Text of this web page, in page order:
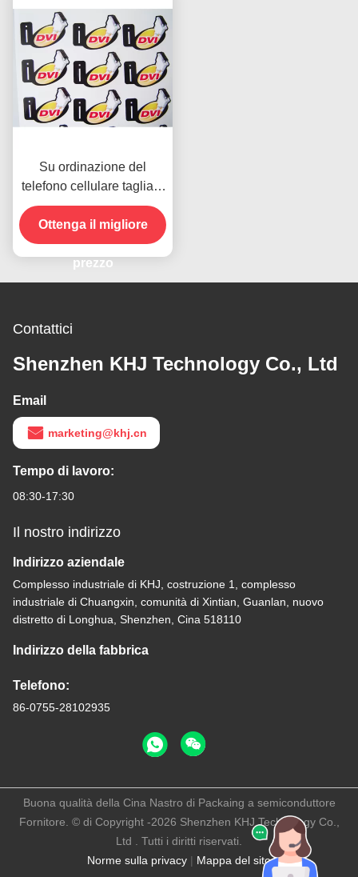
Su ordinazione del
telefono cellulare tagliato
identifica la garanzia ultra
distruttibile RoHS
Ottenga il migliore
prezzo
Contattici
Shenzhen KHJ Technology Co., Ltd
Email
marketing@khj.cn
Tempo di lavoro:
08:30-17:30
Il nostro indirizzo
Indirizzo aziendale
Complesso industriale di KHJ, costruzione 1, complesso
industriale di Chuangxin, comunità di Xintian, Guanlan, nuovo
distretto di Longhua, Shenzhen, Cina 518110
Indirizzo della fabbrica
Telefono:
86-0755-28102935
Norme sulla privacy | Mappa del sito
Buona qualità della Cina Nastro di Packaing a semiconduttore
Fornitore. © di Copyright -2026 Shenzhen KHJ Technology Co.,
Ltd . Tutti i diritti riservati.